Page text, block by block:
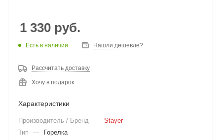
1 330 руб.
Есть в наличии Нашли дешевле?
Рассчитать доставку
Хочу в подарок
Характеристики
Производитель / Бренд — Stayer
Тип
— Горелка